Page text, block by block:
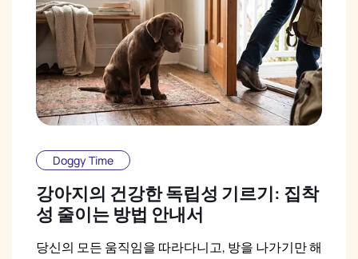
Doggy Time
강아지의 건강한 독립성 기르기: 집착
성 줄이는 방법 안내서
당신의 모든 움직임을 따라다니고, 방을 나가기만 해